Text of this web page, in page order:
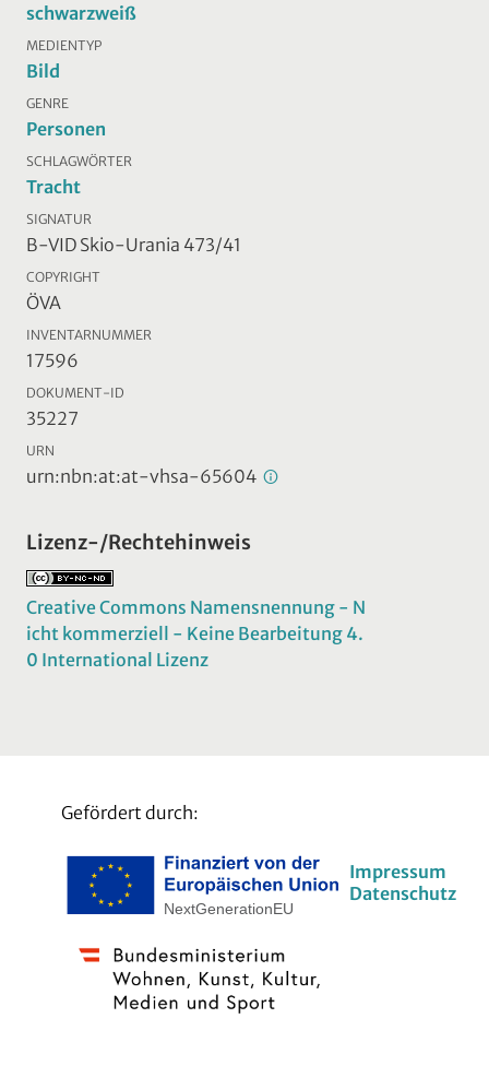
schwarzweiß
MEDIENTYP
Bild
GENRE
Personen
SCHLAGWÖRTER
Tracht
SIGNATUR
B-VID Skio-Urania 473/41
COPYRIGHT
ÖVA
INVENTARNUMMER
17596
DOKUMENT-ID
35227
URN
urn:nbn:at:at-vhsa-65604
Lizenz-/Rechtehinweis
Creative Commons Namensnennung - N
icht kommerziell - Keine Bearbeitung 4.
0 International Lizenz
Gefördert durch:
Impressum
Datenschutz